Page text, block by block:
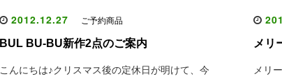
2012.12.27 ご予約商品
BUL BU-BU新作2点のご案内
こんにちは♪クリスマス後の定休日が明けて、今
メリ
メリ